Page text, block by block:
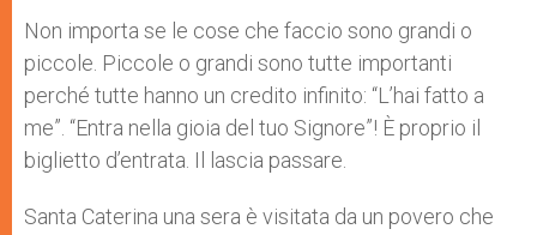
p
p
g
e
r
o
k
r
Non importa se le cose che faccio sono grandi o
piccole. Piccole o grandi sono tutte importanti
perché tutte hanno un credito infinito: “L’hai fatto a
me”. “Entra nella gioia del tuo Signore”! È proprio il
biglietto d’entrata. Il lascia passare.
Santa Caterina una sera è visitata da un povero che